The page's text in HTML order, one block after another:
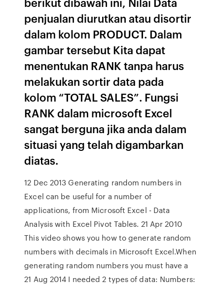
penjualan diurutkan atau disortir
dalam kolom PRODUCT. Dalam
gambar tersebut Kita dapat
menentukan RANK tanpa harus
melakukan sortir data pada
kolom “TOTAL SALES”. Fungsi
RANK dalam microsoft Excel
sangat berguna jika anda dalam
situasi yang telah digambarkan
diatas.
12 Dec 2013 Generating random numbers in
Excel can be useful for a number of
applications, from Microsoft Excel - Data
Analysis with Excel Pivot Tables. 21 Apr 2010
This video shows you how to generate random
numbers with decimals in Microsoft Excel.When
generating random numbers you must have a
21 Aug 2014 I needed 2 types of data: Numbers: